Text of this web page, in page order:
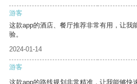
游客
这款app的酒店、餐厅推荐非常有用，让我
验。
2024-01-14
游客
这款app的路线规划非常精准，让我能够快